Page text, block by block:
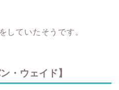
していたそうです。
・ウェイド】